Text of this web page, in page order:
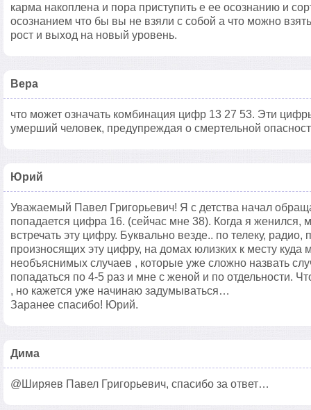
карма накоплена и пора приступить е ее осознанию и
осознанием что бы вы не взяли с собой а что можно
рост и выход на новый уровень.
Вера
что может означать комбинация цифр 13 27 53. Эти
умерший человек, предупреждая о смертельной
Юрий
Уважаемый Павел Григорьевич! Я с детства начал
попадается цифра 16. (сейчас мне 38). Когда я женился,
встречать эту цифру. Буквально везде.. по телеку,
произносящих эту цифру, на домах юлизких к месту
необъяснимых случаев , которые уже сложно назвать
попадаться по 4-5 раз и мне с женой и по отдельности.
, но кажется уже начинаю задумываться…
Заранее спасибо! Юрий.
Дима
@Ширяев Павел Григорьевич, спасибо за ответ…